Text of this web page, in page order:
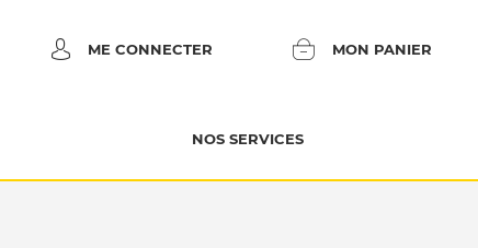
ME CONNECTER MON PANIER
NOS SERVICES